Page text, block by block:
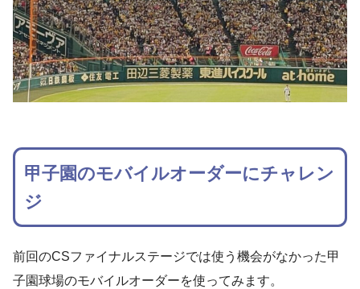
甲子園のモバイルオーダーにチャレン
ジ
前回のCSファイナルステージでは使う機会がなかった甲
子園球場のモバイルオーダーを使ってみます。